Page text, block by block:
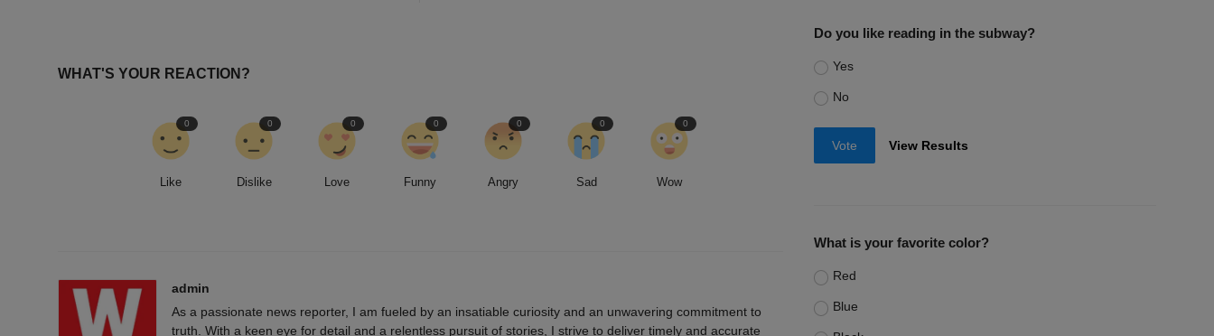
WHAT'S YOUR REACTION?
Like
0
Dislike
0
Love
0
Funny
0
Angry
0
Sad
0
Wow
0
admin
As a passionate news reporter, I am fueled by an insatiable curiosity and an unwavering commitment to
truth. With a keen eye for detail and a relentless pursuit of stories, I strive to deliver timely and accurate
Do you like reading in the subway?
Yes
No
Vote View Results
What is your favorite color?
Red
Blue